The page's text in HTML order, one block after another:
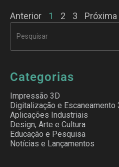
Anterior 1 2 3 Próxima
Categorias
Impressão 3D
Digitalização e Escaneamento
Aplicações Industriais
Design, Arte e Cultura
Educação e Pesquisa
Notícias e Lançamentos